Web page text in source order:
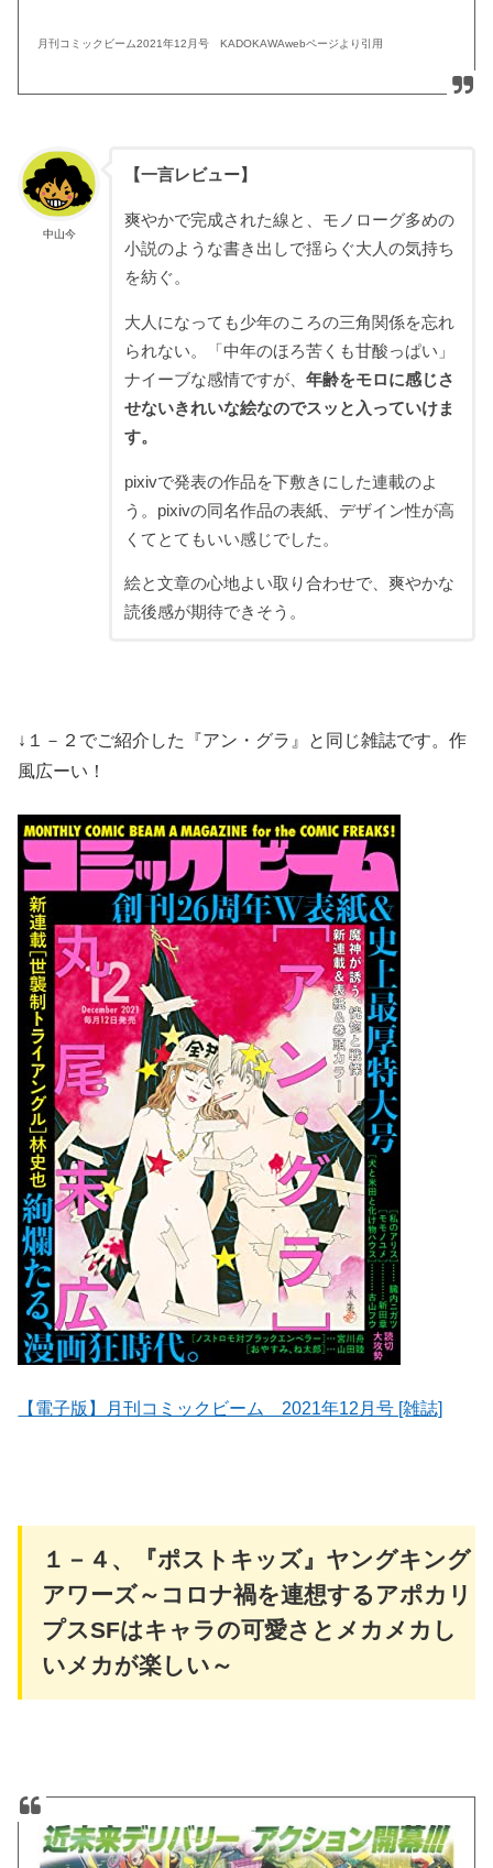
月刊コミックビーム2021年12月号 KADOKAWAwebページより引用
中山今
【一言レビュー】
爽やかで完成された線と、モノローグ多めの
小説のような書き出しで揺らぐ大人の気持ち
を紡ぐ。
大人になっても少年のころの三角関係を忘れ
られない。「中年のほろ苦くも甘酸っぱい」
ナイーブな感情ですが、 年齢をモロに感じさ
せないきれいな絵なのでスッと入っていけま
す。
pixivで発表の作品を下敷きにした連載のよ
う。pixivの同名作品の表紙、デザイン性が高
くてとてもいい感じでした。
絵と文章の心地よい取り合わせで、爽やかな
読後感が期待できそう。
↓１－２でご紹介した『アン・グラ』と同じ雑誌です。作
風広ーい！
【電子版】月刊コミックビーム 2021年12月号 [雑誌]
１－４、『ポストキッズ』ヤングキング
アワーズ～コロナ禍を連想するアポカリ
プスSFはキャラの可愛さとメカメカし
いメカが楽しい～